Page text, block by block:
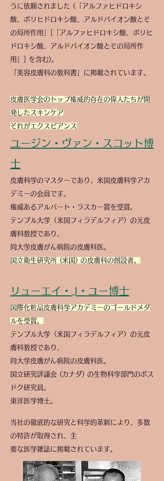
うに依頼されました (「アルファヒドロキシ
酸、ポリヒドロキシ酸、アルドバイオン酸とそ
の局所作用」[「アルファヒドロキシ酸、ポリヒ
ドロキシ酸、アルドバイオン酸とその局所作
用」] を含む)。
「美容皮膚科の教科書」に掲載されています。
皮膚医学会のトップ権威的存在の偉人たちが開
発したスキンケア
それがエクスビアンス
ユージン・ヴァン・スコット博
士
皮膚科学のマスターであり、米国皮膚科学アカ
デミーの会員です。
権威あるアルバート・ラスカー賞を受賞。
テンプル大学（米国フィラデルフィア）の元皮
膚科教授であり、
同大学皮膚がん病院の皮膚科医。
国立衛生研究所 (米国) の皮膚科の創設者。
リューエイ・J・ユー博士
国際化粧品皮膚科学アカデミーのゴールドメダ
ルを受賞。
テンプル大学（米国フィラデルフィア）の元皮
膚科教授であり、
同大学皮膚がん病院の皮膚科医。
国立研究評議会 (カナダ) の生物科学部門のポス
ドク研究員。
東洋医学博士。
当社の徹底的な研究と科学的革新により、多数
の特許が取得され、主
要な医学雑誌に掲載されています。